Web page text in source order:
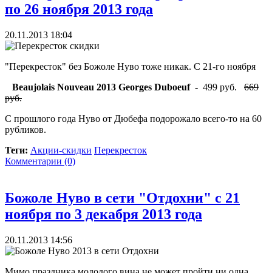
по 26 ноября 2013 года
20.11.2013 18:04
"Перекресток" без Божоле Нуво тоже никак. С 21-го ноября
Beaujolais Nouveau 2013 Georges Duboeuf- 499 руб. 669
руб.
С прошлого года Нуво от Дюбефа подорожало всего-то на 60
рубликов.
Теги: Акции-скидки Перекресток
Комментарии (0)
Божоле Нуво в сети "Отдохни" с 21
ноября по 3 декабря 2013 года
20.11.2013 14:56